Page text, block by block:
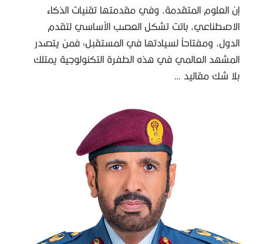
إن العلوم المتقدمة، وفي مقدمتها تقنيات الذكاء
الاصطناعي، باتت تشكل العصب الأساسي لتقدم
الدول، ومفتاحاً لسيادتها في المستقبل؛ فمن يتصدر
المشهد العالمي في هذه الطفرة التكنولوجية يمتلك
بلا شك مقاليد …